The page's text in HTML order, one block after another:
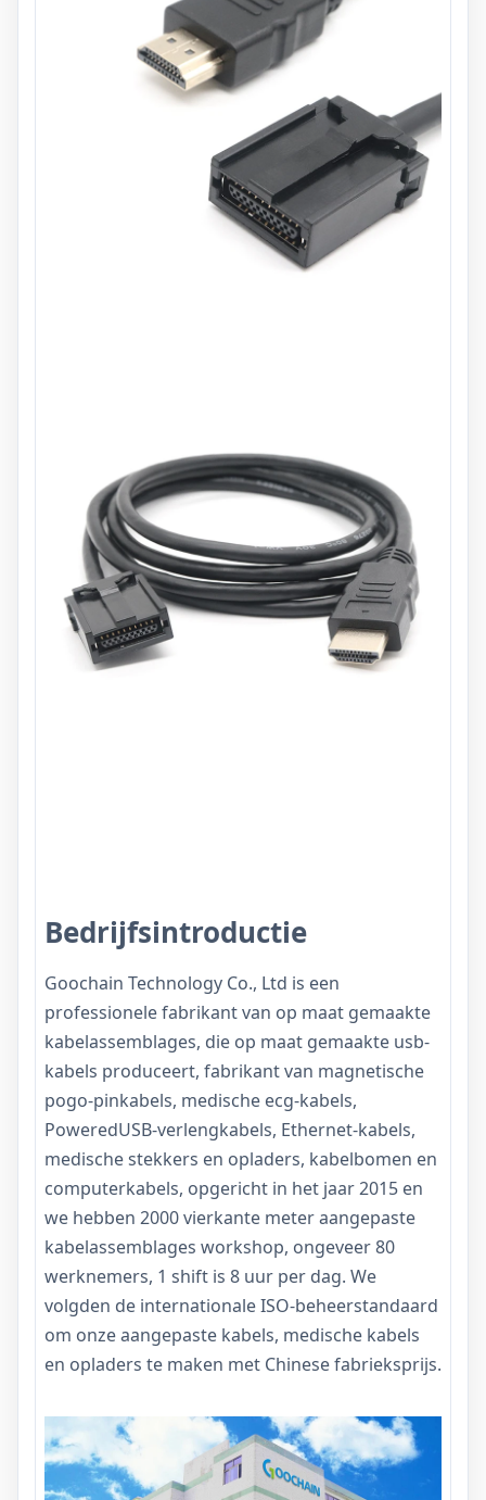
Bedrijfsintroductie
Goochain Technology Co., Ltd is een
professionele fabrikant van op maat gemaakte
kabelassemblages, die op maat gemaakte usb-
kabels produceert, fabrikant van magnetische
pogo-pinkabels, medische ecg-kabels,
PoweredUSB-verlengkabels, Ethernet-kabels,
medische stekkers en opladers, kabelbomen en
computerkabels, opgericht in het jaar 2015 en
we hebben 2000 vierkante meter aangepaste
kabelassemblages workshop, ongeveer 80
werknemers, 1 shift is 8 uur per dag. We
volgden de internationale ISO-beheerstandaard
om onze aangepaste kabels, medische kabels
en opladers te maken met Chinese fabrieksprijs.